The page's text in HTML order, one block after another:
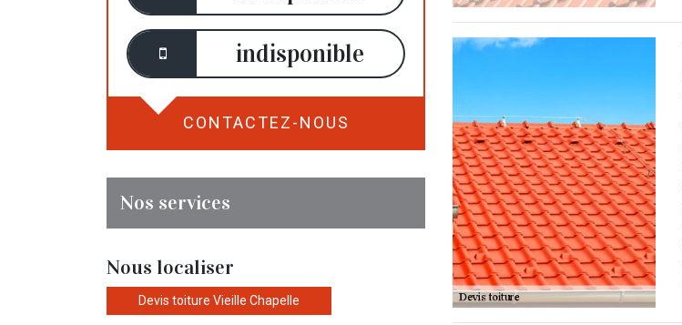
indisponible
CONTACTEZ-NOUS
Nos services
Nous localiser
Devis toiture Vieille Chapelle